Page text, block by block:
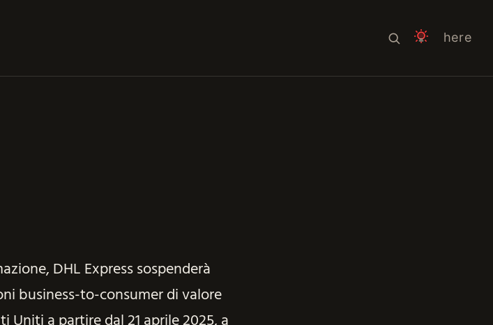
here
DHL Express sospenderà
business-to-consumer di valore